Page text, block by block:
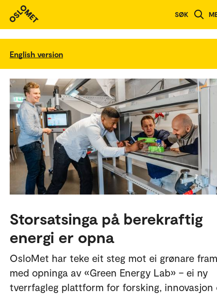
SØK
English version
Storsatsinga på berekraftig
energi er opna
OsloMet har teke eit steg mot ei grønare
med opninga av «Green Energy Lab» – ei ny
tverrfagleg plattform for forsking, innovasjon